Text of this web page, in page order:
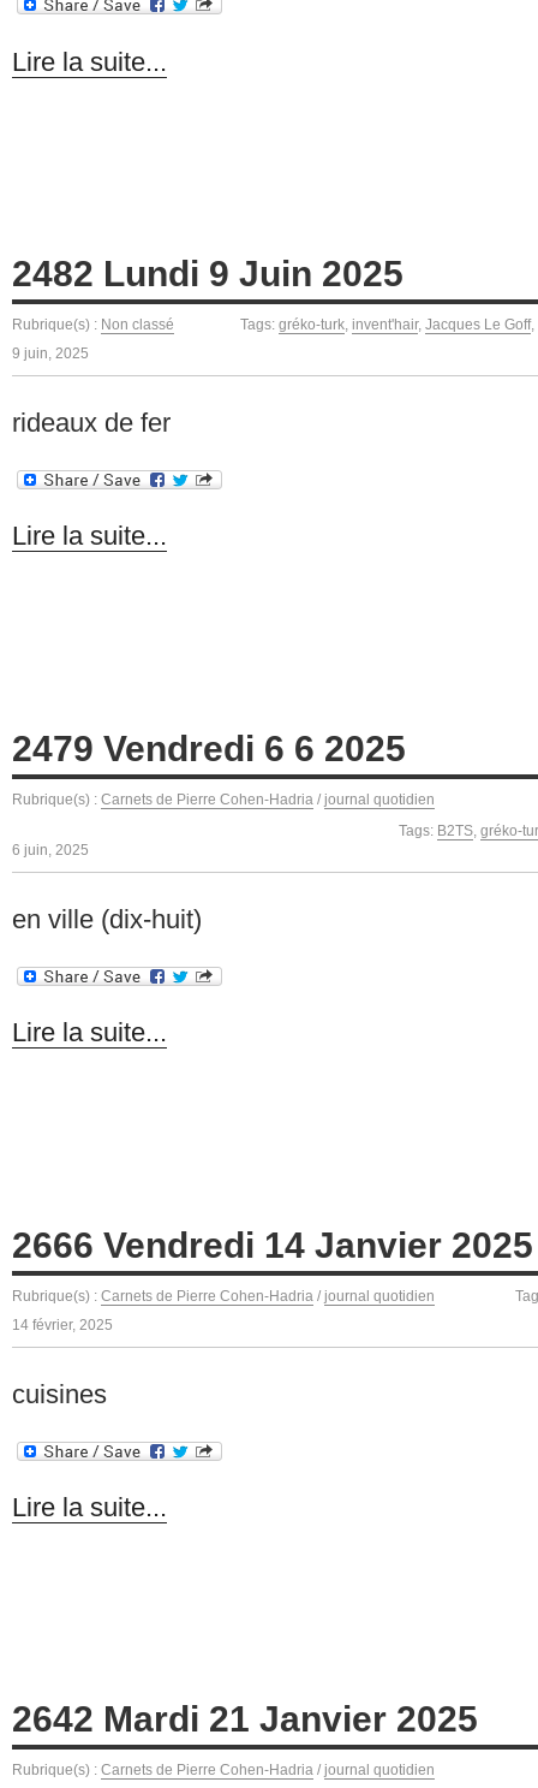
Lire la suite...
2482 Lundi 9 Juin 2025
Rubrique(s) : Non classé Tags: gréko-turk, invent'hair, Jacques Le Goff,
9 juin, 2025
rideaux de fer
Lire la suite...
2479 Vendredi 6 6 2025
Rubrique(s) : Carnets de Pierre Cohen-Hadria / journal quotidien
Tags: B2TS gréko-
6 juin, 2025
en ville (dix-huit)
Lire la suite...
2666 Vendredi 14 Janvier 2025
Rubrique(s) : Carnets de Pierre Cohen-Hadria / journal quotidien
14 février, 2025
cuisines
Lire la suite...
2642 Mardi 21 Janvier 2025
Rubrique(s) : Carnets de Pierre Cohen-Hadria / journal quotidien